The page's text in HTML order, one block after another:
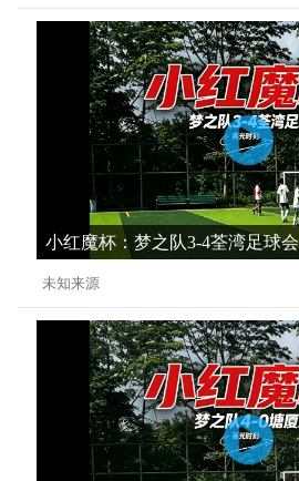
小红魔杯：梦之队3-4荃湾足球会
未知来源